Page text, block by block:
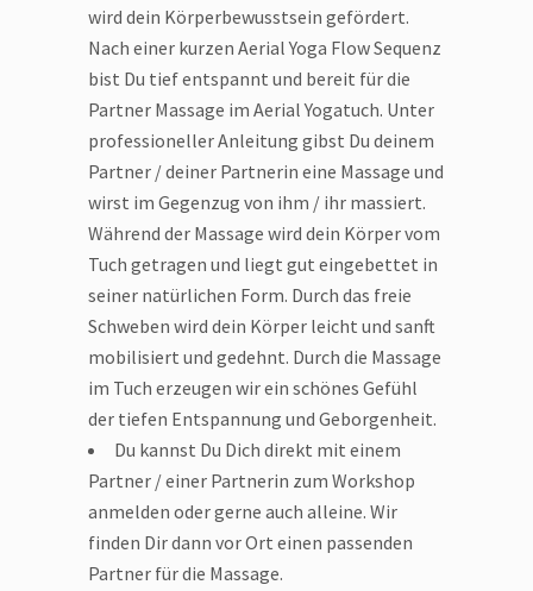
wird dein Körperbewusstsein gefördert.
Nach einer kurzen Aerial Yoga Flow Sequenz
bist Du tief entspannt und bereit für die
Partner Massage im Aerial Yogatuch. Unter
professioneller Anleitung gibst Du deinem
Partner / deiner Partnerin eine Massage und
wirst im Gegenzug von ihm / ihr massiert.
Während der Massage wird dein Körper vom
Tuch getragen und liegt gut eingebettet in
seiner natürlichen Form. Durch das freie
Schweben wird dein Körper leicht und sanft
mobilisiert und gedehnt. Durch die Massage
im Tuch erzeugen wir ein schönes Gefühl
der tiefen Entspannung und Geborgenheit.
Du kannst Du Dich direkt mit einem
Partner / einer Partnerin zum Workshop
anmelden oder gerne auch alleine. Wir
finden Dir dann vor Ort einen passenden
Partner für die Massage.